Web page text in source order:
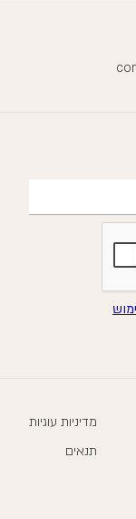
מדיניות עוגיות
תנאים